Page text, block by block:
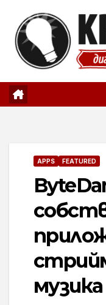
content
APPS FEATURED
музика